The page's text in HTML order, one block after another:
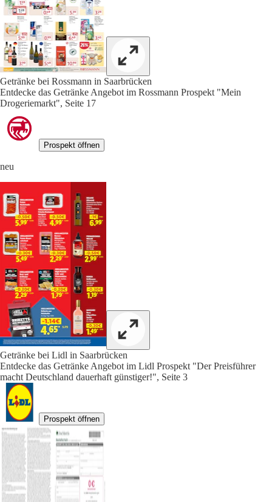
Getränke bei Rossmann in Saarbrücken
Entdecke das Getränke Angebot im Rossmann Prospekt "Mein
Drogeriemarkt", Seite 17
Prospekt öffnen
neu
Getränke bei Lidl in Saarbrücken
Entdecke das Getränke Angebot im Lidl Prospekt "Der Preisführer
macht Deutschland dauerhaft günstiger!", Seite 3
Prospekt öffnen